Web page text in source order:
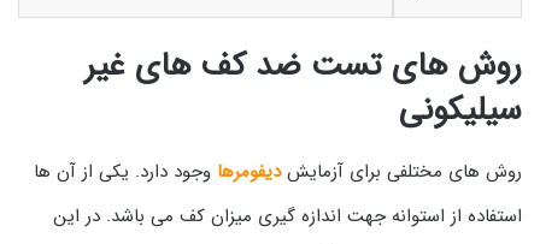
روش های تست ضد کف های غیر
سیلیکونی
روش های مختلفی برای آزمایشدیفومرها وجود دارد. یکی از آن ها
استفاده از استوانه جهت اندازه گیری میزان کف می باشد. در این